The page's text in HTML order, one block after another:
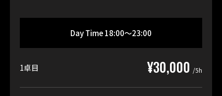
Day Time 18:00〜23:00
1卓目 ¥30,000 /5h